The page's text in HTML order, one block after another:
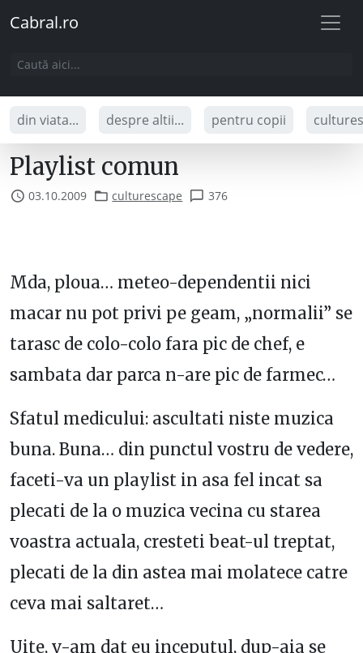
Cabral.ro
din viata... despre altii... pentru copii
Playlist comun
03.10.2009 culturescape 376
Mda, ploua… meteo-dependentii nici
macar nu pot privi pe geam, „normalii” se
tarasc de colo-colo fara pic de chef, e
sambata dar parca n-are pic de farmec…
Sfatul medicului: ascultati niste muzica
buna. Buna… din punctul vostru de vedere,
faceti-va un playlist in asa fel incat sa
plecati de la o muzica vecina cu starea
voastra actuala, cresteti beat-ul treptat,
plecati de la din astea mai molatece catre
ceva mai saltaret…
Uite, v-am dat eu inceputul, dup-aia se